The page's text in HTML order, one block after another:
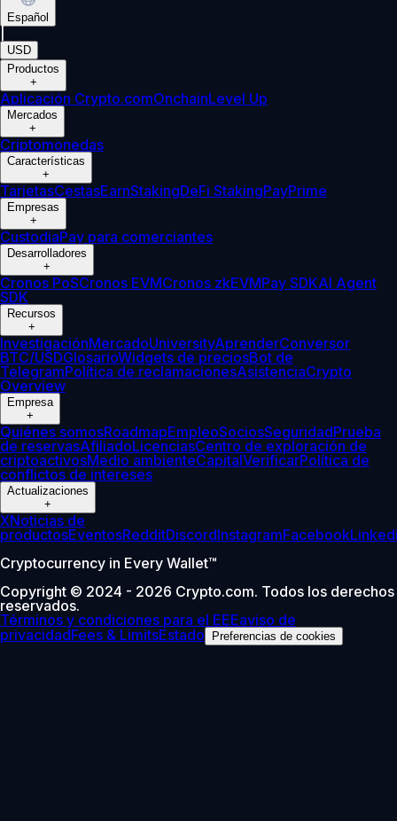
Español
USD
Productos
+
Aplicación Crypto.comOnchainLevel Up
Mercados
+
Criptomonedas
Características
+
TarjetasCestasEarnStakingDeFi StakingPayPrime
Empresas
+
CustodiaPay para comerciantes
Desarrolladores
+
Cronos PoSCronos EVMCronos zkEVMPay SDKAI Agent
SDK
Recursos
+
InvestigaciónMercadoUniversityAprenderConversor
BTC/USDGlosarioWidgets de preciosBot de
TelegramPolítica de reclamacionesAsistenciaCrypto
Overview
Empresa
+
Quiénes somosRoadmapEmpleoSociosSeguridadPrueba
de reservasAfiliadoLicenciasCentro de exploración de
criptoactivosMedio ambienteCapitalVerificarPolítica de
conflictos de intereses
Actualizaciones
+
XNoticias de
productosEventosRedditDiscordInstagramFacebook
Cryptocurrency in Every Wallet™
Copyright © 2024 - 2026 Crypto.com. Todos los derechos
reservados.
Términos y condiciones para el EEEaviso de
privacidadFees & LimitsEstado Preferencias de cookies